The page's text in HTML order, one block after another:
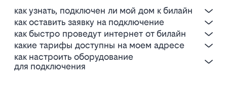
как узнать, подключен ли мой дом к билайн
как оставить заявку на подключение
как быстро проведут интернет от билайн
какие тарифы доступны на моем адресе
как настроить оборудование
для подключения